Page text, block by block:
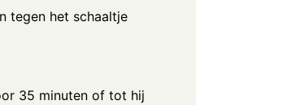
tegen het schaaltje
35 minuten of tot hij